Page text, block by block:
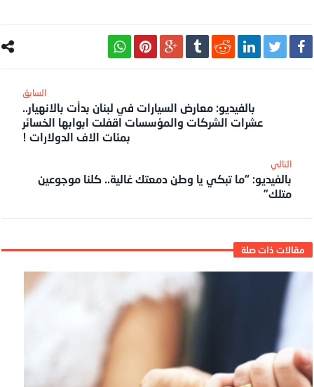
بالفيديو: معارض السيارات في لبنان بدأت بالانهيار..
عشرات الشركات والمؤسسات اقفلت ابوابها الخسائر
بمئات الاف الدولارات !
‎التالي
بالفيديو: “ما تبكي يا وطن دمعتك غالية.. كلنا موجوعين
متلك”